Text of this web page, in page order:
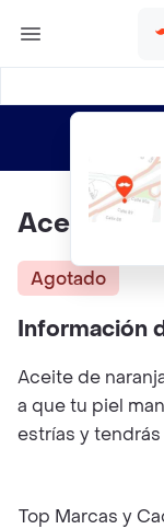
Aceite De
Agotado
Información
Aceite de
a que tu piel
estrías y
Top Marcas y